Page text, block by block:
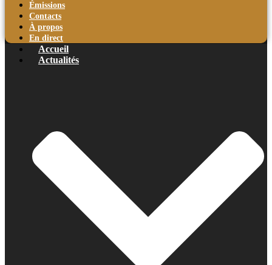
Émissions
Contacts
À propos
En direct
Accueil
Actualités